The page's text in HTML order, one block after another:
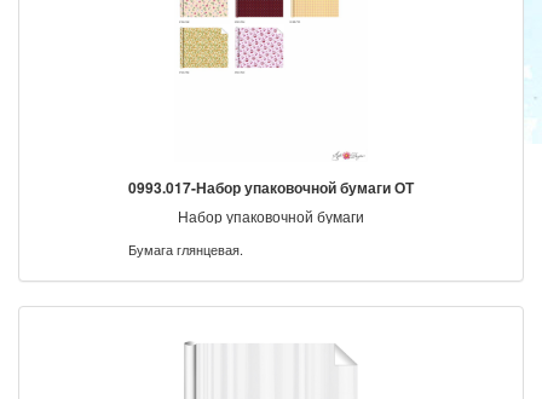
0993.017-Набор упаковочной бумаги ОТ
Набор упаковочной бумаги
Бумага глянцевая.